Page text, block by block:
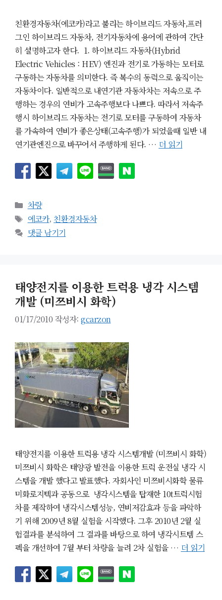
친환경자동차(에코카)라고 불리는 하이브리드 자동차,프러
그인 하이브리드 자동차, 전기자동차에 용어에 관하여 간단
히 설명하고자 한다. 1. 하이브리드 자동차(Hybrid
Electric Vehicles : HEV) 엔진과 전기로 가동하는 모터로
구동하는 자동차를 의미한다. 즉 복수의 동력으로 움직이는
자동차이다. 일반적으로 내연기관 자동차차는 저속으로 주
행하는 경우의 연비가 고속주행보다 나쁘다. 따라서 저속주
행시 하이브리드 자동차는 전기로 모터를 구동하여 자동차
를 가속하여 연비가 좋은상태(고속주행)가 되었을때 일반 내
연기관엔진으로 바꾸어서 주행하게 된다. … 더 읽기
카
테
고
리
차량
태
그
에코카, 친환경자동차
댓글 남기기
태양전지를 이용한 트럭용 냉각 시스템
개발 (미쯔비시 화학)
01/17/2010 작성자: gcarzon
태양전지를 이용한 트럭용 냉각 시스템개발 (미쯔비시 화학)
미쯔비시 화학은 태양광 발전을 이용한 트럭 운전실 냉각 시
스템을 개발 했다고 발표했다. 자회사인 미쯔비시화학 물류
미화로지텍과 공동으로 냉각시스템을 탑재한 10t트럭시험
차를 제작하여 냉각시스템성능, 연비저감효과 등을 파악하
기 위해 2009년 8월 실험을 시작했다. 그후 2010년 2월 실
험결과를 분석하여 그 결과를 바탕으로 하여 냉각시트템 스
펙을 개선하여 7월 부터 차량을 늘려 2차 실험을 … 더 읽기